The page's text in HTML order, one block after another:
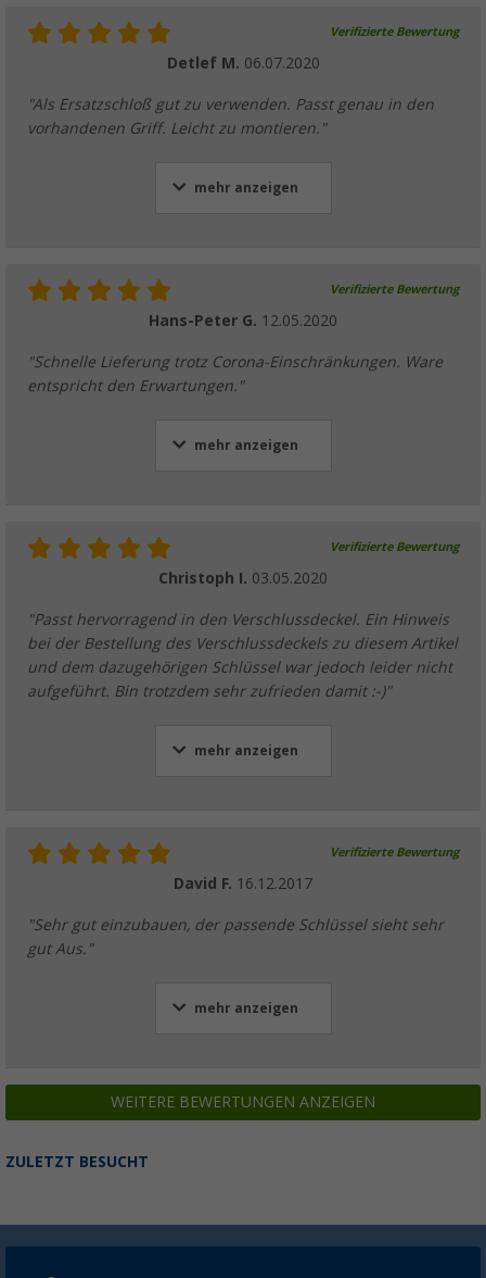
Verifizierte Bewertung
Detlef M. 06.07.2020
"Als Ersatzschloß gut zu verwenden. Passt genau in den
vorhandenen Griff. Leicht zu montieren."
mehr anzeigen
Verifizierte Bewertung
Hans-Peter G. 12.05.2020
"Schnelle Lieferung trotz Corona-Einschränkungen. Ware
entspricht den Erwartungen."
mehr anzeigen
Verifizierte Bewertung
Christoph I. 03.05.2020
"Passt hervorragend in den Verschlussdeckel. Ein Hinweis
bei der Bestellung des Verschlussdeckels zu diesem Artikel
und dem dazugehörigen Schlüssel war jedoch leider nicht
aufgeführt. Bin trotzdem sehr zufrieden damit :-)"
mehr anzeigen
Verifizierte Bewertung
David F. 16.12.2017
"Sehr gut einzubauen, der passende Schlüssel sieht sehr
gut Aus."
mehr anzeigen
WEITERE BEWERTUNGEN ANZEIGEN
ZULETZT BESUCHT